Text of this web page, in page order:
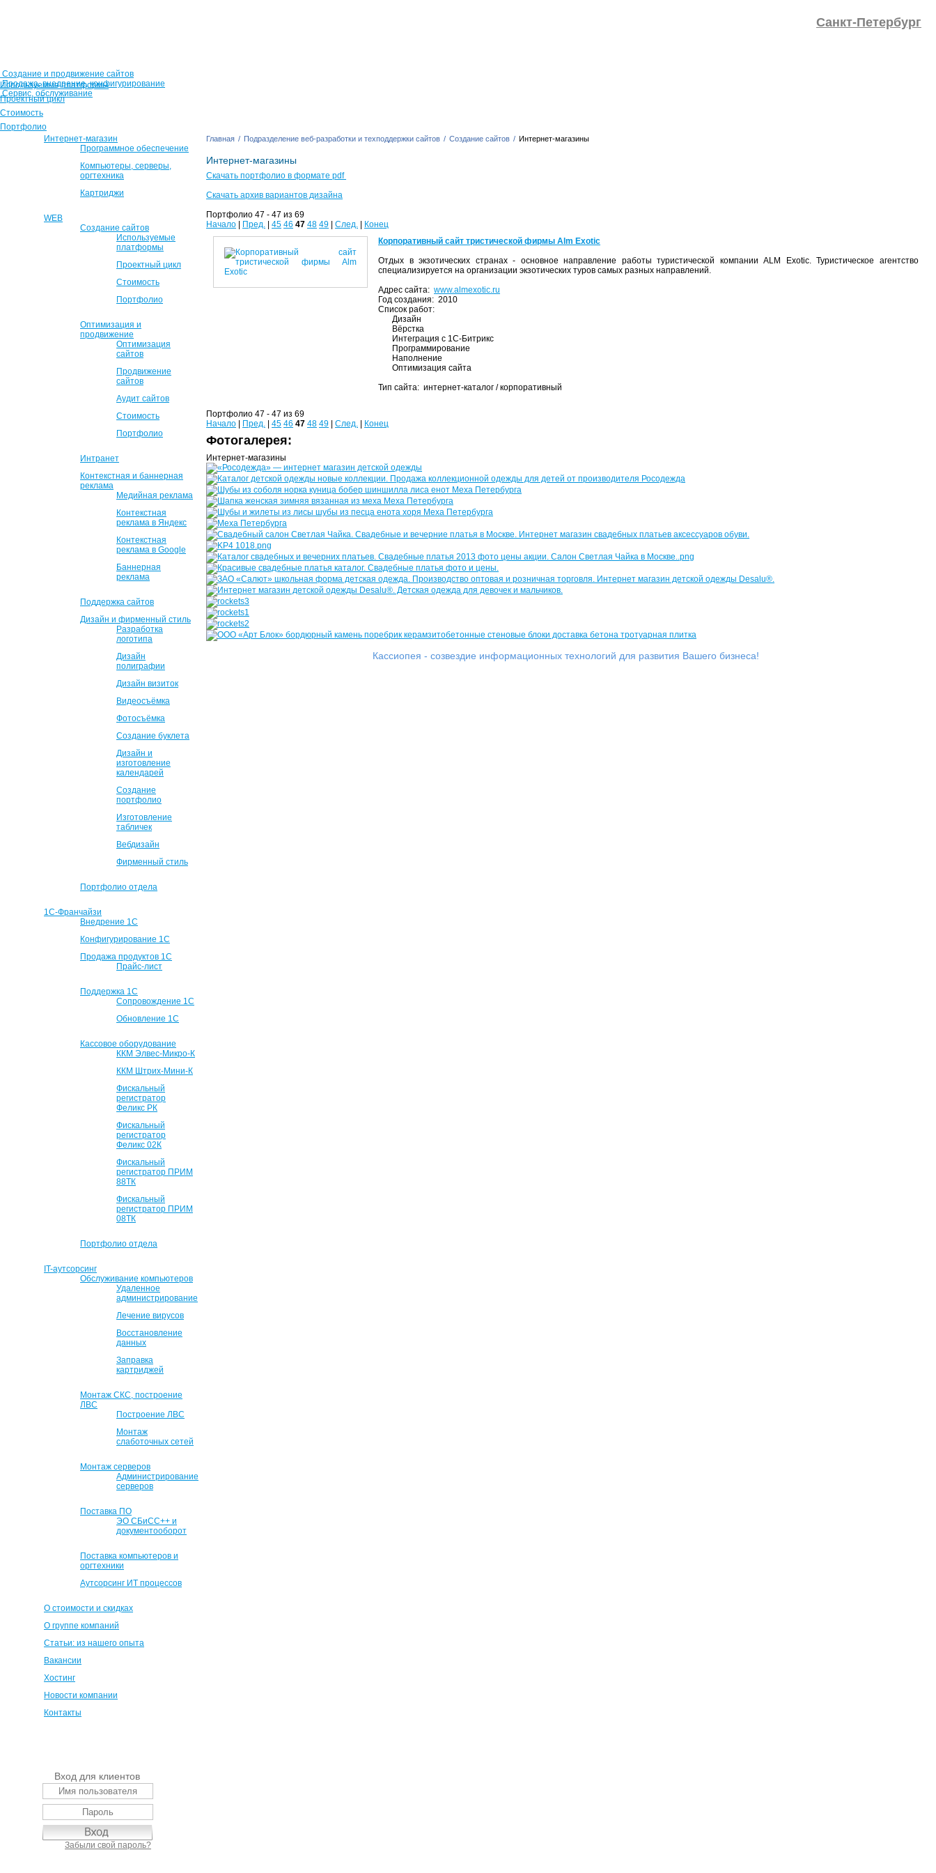
Санкт-Петербург
Создание и продвижение сайтов
Продажа, внедрение, конфигурирование
Сервис, обслуживание
Используемые платформы
Проектный цикл
Стоимость
Портфолио
Интернет-магазин
Программное обеспечение
Компьютеры, серверы,
оргтехника
Картриджи
WEB
Создание сайтов
Используемые
платформы
Проектный цикл
Стоимость
Портфолио
Оптимизация и
продвижение
Оптимизация
сайтов
Продвижение
сайтов
Аудит сайтов
Стоимость
Портфолио
Интранет
Контекстная и баннерная
реклама
Медийная реклама
Контекстная
реклама в Яндекс
Контекстная
реклама в Google
Баннерная
реклама
Поддержка сайтов
Дизайн и фирменный стиль
Разработка
логотипа
Дизайн
полиграфии
Дизайн визиток
Видеосъёмка
Фотосъёмка
Создание буклета
Дизайн и
изготовление
календарей
Создание
портфолио
Изготовление
табличек
Вебдизайн
Фирменный стиль
Портфолио отдела
1С-Франчайзи
Внедрение 1С
Конфигурирование 1С
Продажа продуктов 1С
Прайс-лист
Поддержка 1С
Сопровождение 1С
Обновление 1С
Кассовое оборудование
ККМ Элвес-Микро-К
ККМ Штрих-Мини-К
Фискальный
регистратор
Феликс РК
Фискальный
регистратор
Феликс 02К
Фискальный
регистратор ПРИМ
88ТК
Фискальный
регистратор ПРИМ
08ТК
Портфолио отдела
IT-аутсорсинг
Обслуживание компьютеров
Удаленное
администрирование
Лечение вирусов
Восстановление
данных
Заправка
картриджей
Монтаж СКС, построение
ЛВС
Построение ЛВС
Монтаж
слаботочных сетей
Монтаж серверов
Администрирование
серверов
Поставка ПО
ЭО СБиСС++ и
документооборот
Поставка компьютеров и
оргтехники
Аутсорсинг ИТ процессов
О стоимости и скидках
О группе компаний
Статьи: из нашего опыта
Вакансии
Хостинг
Новости компании
Контакты
Вход для клиентов
Забыли свой пароль?
Главная / Подразделение веб-разработки и техподдержки сайтов / Создание сайтов / Интернет-магазины
Интернет-магазины
Скачать портфолио в формате pdf
Скачать архив вариантов дизайна
Портфолио 47 - 47 из 69
Начало
Пред. 45 46 47 48 49 След.
Конец
Корпоративный сайт тристической фирмы Alm Exotic
Отдых в экзотических странах - основное направление работы туристической компании ALM Exotic. Туристическое агентство
специализируется на организации экзотических туров самых разных направлений.
Адрес сайта: www.almexotic.ru
Год создания: 2010
Список работ:
Дизайн
Вёрстка
Интеграция с 1С-Битрикс
Программирование
Наполнение
Оптимизация сайта
Тип сайта: интернет-каталог / корпоративный
Портфолио 47 - 47 из 69
Начало
Пред. 45 46 47 48 49 След. Конец
Фотогалерея:
Интернет-магазины
Кассиопея - созвездие информационных технологий для развития Вашего бизнеса!